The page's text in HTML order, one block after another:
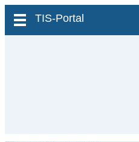
zum Inhalt wechseln
TIS-Portal